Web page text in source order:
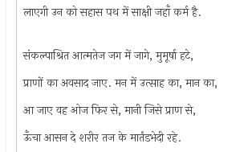
लाएगी उन को सहास पथ में साक्षी जहाँ कर्म है.
संकल्पाश्रित आत्मतेज जग में जागे, मुमूर्षा हटे,
प्राणों का अवसाद जाए. मन में उत्साह का, मान का,
आ जाए वह ओज फिर से, मानी जिसे प्राण से,
ऊँचा आसन दे शरीर तज के मार्तंडभेदी रहे.